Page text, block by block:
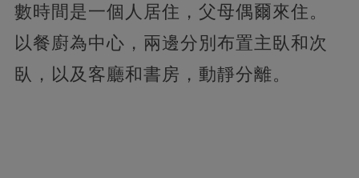
數時間是一個人居住，父母偶爾來住。
以餐廚為中心，兩邊分別布置主臥和次
臥，以及客廳和書房，動靜分離。